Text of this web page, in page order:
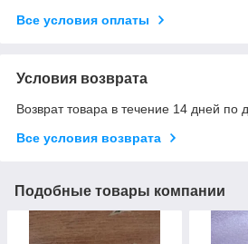
Все условия оплаты
Условия возврата
Возврат товара в течение 14 дней по
Все условия возврата
Подобные товары компании